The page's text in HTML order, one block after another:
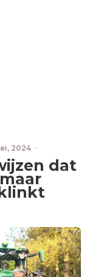
2024 ·
dat